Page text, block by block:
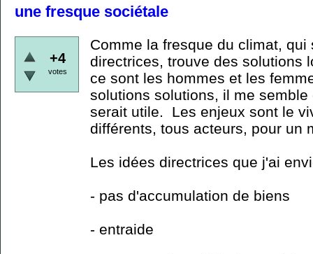
une fresque sociétale
+4
votes
Comme la fresque du climat, qui
directrices, trouve des solutions
ce sont les hommes et les
solutions solutions, il me
serait utile. Les enjeux sont le
différents, tous acteurs, pour un
Les idées directrices que j'ai
- pas d'accumulation de biens
- entraide